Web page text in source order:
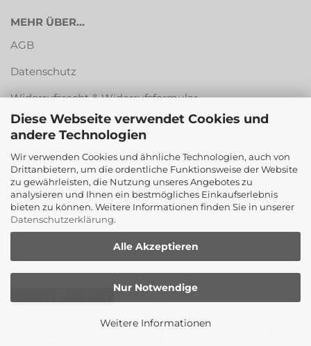
Diese Webseite verwendet Cookies und
andere Technologien
Wir verwenden Cookies und ähnliche Technologien, auch von
Drittanbietern, um die ordentliche Funktionsweise der Website
zu gewährleisten, die Nutzung unseres Angebotes zu
analysieren und Ihnen ein bestmögliches Einkaufserlebnis
bieten zu können. Weitere Informationen finden Sie in unserer
Datenschutzerklärung.
Alle Akzeptieren
Nur Notwendige
Weitere Informationen
MEHR ÜBER...
AGB
Datenschutz
Widerrufsrecht & Widerrufsformular
Versandkosten & Zahlungsarten
Impressum
Cookie Einstellungen